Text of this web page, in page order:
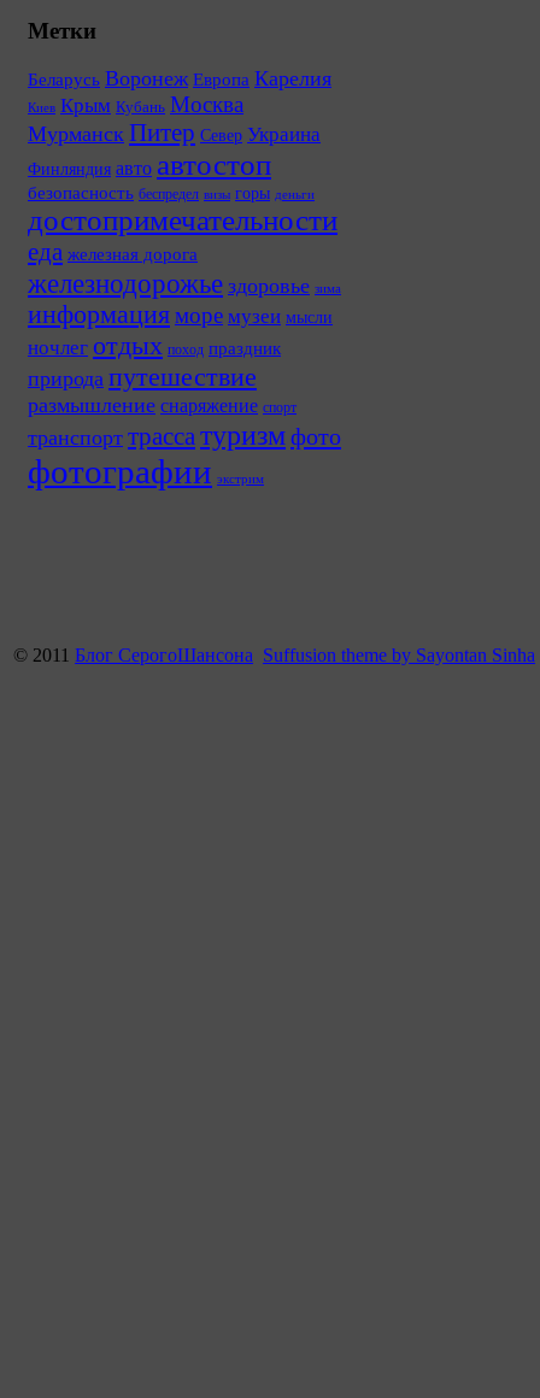
Метки
Беларусь Воронеж Европа Карелия
Киев Крым Кубань Москва
Мурманск Питер Север Украина
Финляндия авто автостоп
безопасность беспредел визы горы деньги
достопримечательности
еда железная дорога
железнодорожье здоровье зима
информацияморе музеи мысли
ночлег отдых поход праздник
природа путешествие
размышление снаряжение спорт
транспорт трасса туризмфото
фотографии экстрим
© 2011 Блог СерогоШансона Suffusion theme by Sayontan Sinha